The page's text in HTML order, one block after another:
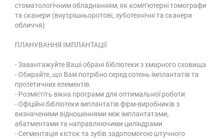
стоматологічним обладнанням, як комп’ютерні томографи
та сканери (внутрішньоротові, зуботехнічні та сканери
обличчя)
ПЛАНУВАННЯ ІМПЛАНТАЦІЇ
- Завантажуйте Ваші обрані бібліотеки з хмарного сховища
- Обирайте, що Вам потрібно серед сотень імплантатів та
протетичних елементів.
- Розмістіть вікна програми для оптимальної роботи
- Офіційні бібліотеки імплантатів фірм-виробників з
визначеними відношеннями між імплантатами,
абатментами та направляючими циліндрами
- Сегментація кісток та зубів задопомогою штучного